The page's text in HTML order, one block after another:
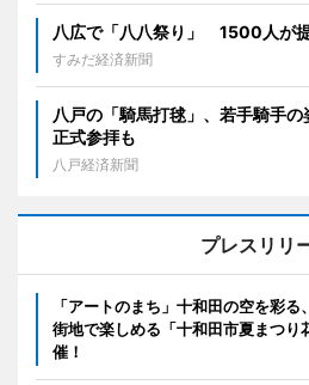
八広で「八八祭り」 1500人が
すみだ経済新聞
八戸の「騎馬打毬」、若手騎手
正式参拝も
八戸経済新聞
プレスリリ
「アートのまち」十和田の空を彩
街地で楽しめる「十和田市夏まつ
催！